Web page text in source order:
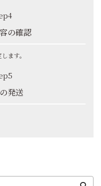
の確認
ます。
発送